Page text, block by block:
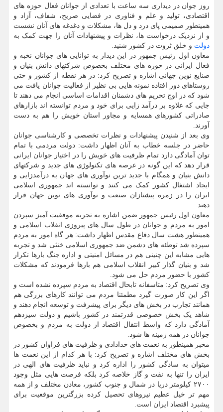
روز جوان در دیداری سه ساعت با تعدادی از جوانان فعال حوزه های
اقتصادی، تولید و علم و فناوری در فضایی صریح، شفاف، آزاد و
همینطور صمیمی پای درد و دل ها، مشکلات و دغدغه های آنان نشست
و از نزدیک درخواست ها، نظرات و پیشنهادات آنان را جهت کمک به
دولت و خلق ثروت در کشور شنید.
معاون اول رئیس جمهور در این دیدار به توانایی های جوانان نخبه و
فعال ایرانی در حوزه های مختلف بخصوص شرکتهای دانش بنیان و
صنایع نوین جهانی اشاره و تصریح کرد: در هر نقطه از کشور و حتی
روستاهای دور افتاده نمونه هایی بی نظیر از فعالیت جوانان یافت می
شود که در اوج تحریم های دشمنان اقدامات اساسی انجام می دهند تا
جایی که علاوه بر درآمد زایی برای خود و مردم توانسته اند بازارهای
صادراتی کشورهای همسایه و مجاور استان خویش را هم به دست
آورند.
وی بعد از شنیدن پیشنهادات و نظرات تخصصی و کارشناسی جوانان
حاضر در جلسه خطاب به آنان اظهار داشت: دولت مردمی با تمام
توان آمادگی دارد تمام ظرفیت های خویش را در اختیار جوانان ایرانی
قرار دهد که این گونه در عرصه های تکنولوژی های جدید و شرکتهای
دانش بنیان و همگام با جدید ترین نوآوری های جهان به درآمدزایی و
ایجاد اشتغال کشور کمک می کنند و توانسته اند جمهوری اسلامی
ایران را در زمره پیشتازان صنعت و نوآوری های نوین جهان قرار
دهند.
معاون اول رئیس جمهور ضمن اشاره به تجربه موفقیت آمیز سپردن
امور به مردم و جوانان در طول سال های پیروزی انقلاب اسلامی و
همینطور هشت سال دفاع مقدس اظهار داشت: هر گاه امور به مردم
سپرده شد توطئه های دشمن ضد جمهوری اسلامی خنثی شد و تجربه
هایی مشابه این چنینی هم در مسائل امنیتی و اداره جنگ بارها تکرار
شد و بنیان گذار کبیر انقلاب اسلامی هم بارها فرمودند که مشکلات
کشور با حضور مردم حل می شود.
وی تصریح کرد: متاسفانه تابحال اقتصاد به مردم سپرده نشده است و
اگر این کار صورت گیرد مطمئنا مردم می توانند کارهای بزرگی هم
همانند تجارب در بخش های دیگر برای پیشرفت و توسعه انجام دهند و
شاهد یک بخش خصوصی قدرتمند در کشور باشیم و دولت سیزدهم
آمادگی دارد که واسط انتقال اقتصاد از دولت به مردم و بخصوص
جوانان در همه زمینه ها شود.
مخبر همینطور به نعمت های خدادادی و ظرفیت های فراوان کشور در
بخش های مختلف اشاره و تصریح کرد: با هر کدام از این نعمت ها
میتوان به سادگی کشور را اداره کرد و نباید ظرفیت های الهی در
ایران را تنها به نفت و گاز خلاصه کرد بلکه فرصت هایی مثل وجود
۲۷۰۰ کیلومتر دریا در شمال و جنوب کشور، معادن مختلف و از همه
مهم تر خیل عظیم نیروهای تحصیل کرده بزرگترین موقعیت برای
پیشبرد اقتصاد ایران است.